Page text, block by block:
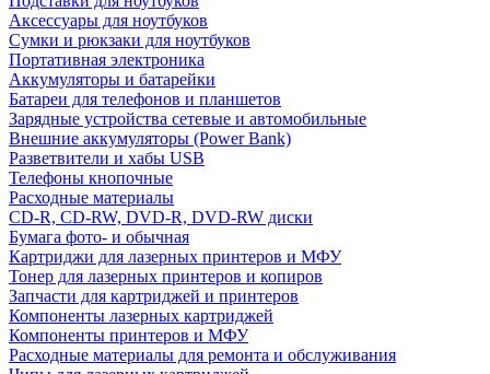
Аксессуары для ноутбуков
Сумки и рюкзаки для ноутбуков
Портативная электроника
Аккумуляторы и батарейки
Батареи для телефонов и планшетов
Зарядные устройства сетевые и автомобильные
Внешние аккумуляторы (Power Bank)
Разветвители и хабы USB
Телефоны кнопочные
Расходные материалы
CD-R, CD-RW, DVD-R, DVD-RW диски
Бумага фото- и обычная
Картриджи для лазерных принтеров и МФУ
Тонер для лазерных принтеров и копиров
Запчасти для картриджей и принтеров
Компоненты лазерных картриджей
Компоненты принтеров и МФУ
Расходные материалы для ремонта и обслуживания